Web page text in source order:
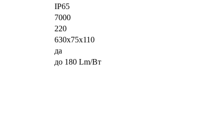
IP65
7000
220
630х75х110
да
до 180 Lm/Вт